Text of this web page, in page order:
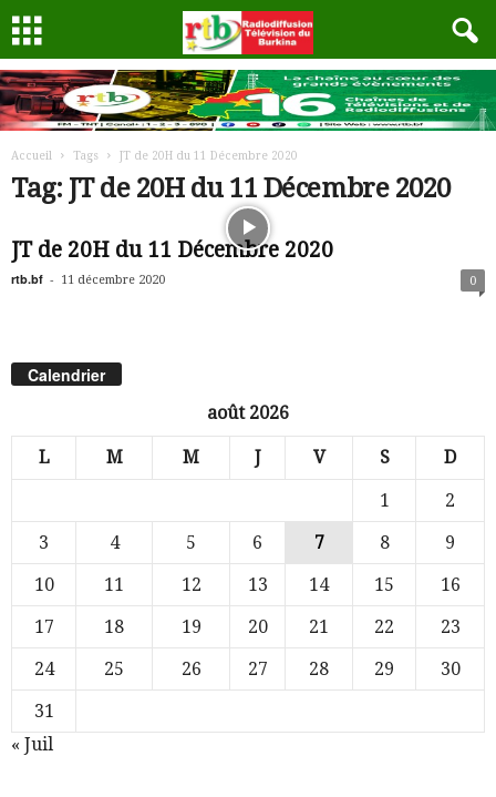
Accueil Tags JT de 20H du 11 Décembre 2020
Tag: JT de 20H du 11 Décembre 2020
JT de 20H du 11 Décembre 2020
rtb.bf - 11 décembre 2020 0
Calendrier
août 2026
L M M J V S D
1
2
3
4 5 6 7 8
9
10
11 12 13 14 15
16
17
18 19 20 21 22
23
24
25 26 27 28 29
30
31
« Juil